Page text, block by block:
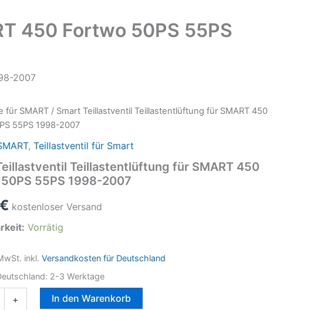
450 Fortwo 50PS 55PS
2007
für SMART / Smart Teillastventil Teillastentlüftung für SMART 450
55PS 1998-2007
, Teillastventil für Smart
Teillastentlüftung für SMART 450
55PS 1998-2007
€ kostenloser Versand
Vorrätig
inkl. Versandkosten für Deutschland
2-3 Werktage
+ In den Warenkorb